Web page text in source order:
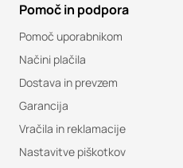
Pomoč in podpora
Pomoč uporabnikom
Načini plačila
Dostava in prevzem
Garancija
Vračila in reklamacije
Nastavitve piškotkov